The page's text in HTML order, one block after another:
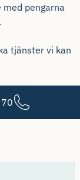
pengarna
tjänster vi kan